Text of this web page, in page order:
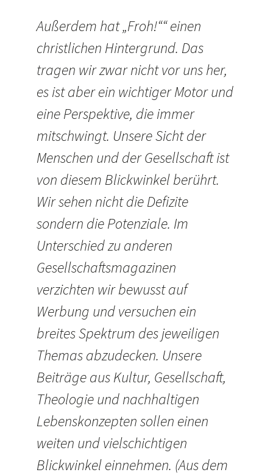
Außerdem hat „Froh!““ einen
christlichen Hintergrund. Das
tragen wir zwar nicht vor uns her,
es ist aber ein wichtiger Motor und
eine Perspektive, die immer
mitschwingt. Unsere Sicht der
Menschen und der Gesellschaft ist
von diesem Blickwinkel berührt.
Wir sehen nicht die Defizite
sondern die Potenziale. Im
Unterschied zu anderen
Gesellschaftsmagazinen
verzichten wir bewusst auf
Werbung und versuchen ein
breites Spektrum des jeweiligen
Themas abzudecken. Unsere
Beiträge aus Kultur, Gesellschaft,
Theologie und nachhaltigen
Lebenskonzepten sollen einen
weiten und vielschichtigen
Blickwinkel einnehmen. (Aus dem